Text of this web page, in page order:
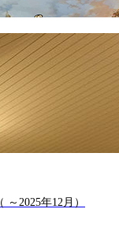
2025年12月）